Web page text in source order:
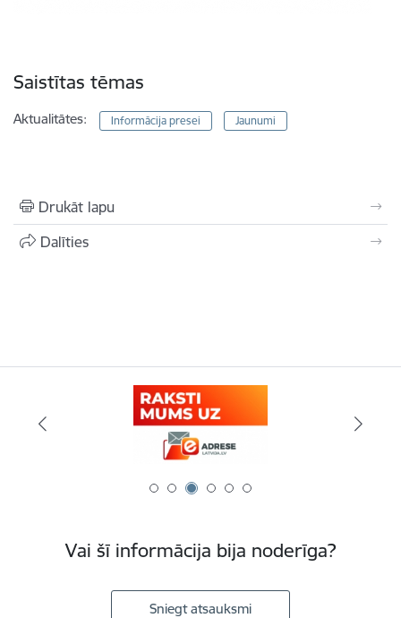
Saistītas tēmas
Aktualitātes: Informācija presei Jaunumi
Drukāt lapu
Dalīties
Vai šī informācija bija noderīga?
Sniegt atsauksmi